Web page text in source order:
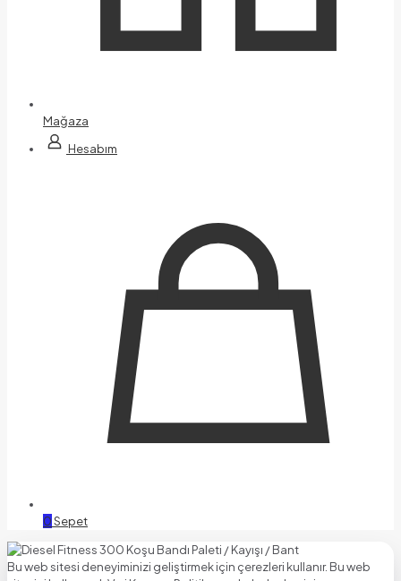
Mağaza
Hesabım
0Sepet
Bu web sitesi deneyiminizi geliştirmek için çerezleri kullanır. Bu web